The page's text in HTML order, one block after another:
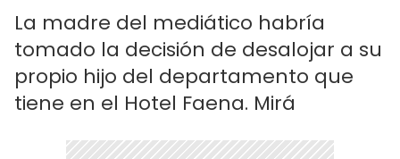
La madre del mediático habría
tomado la decisión de desalojar a su
propio hijo del departamento que
tiene en el Hotel Faena. Mirá